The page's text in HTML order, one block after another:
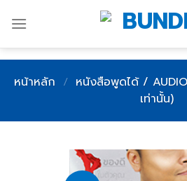
content
หน้าหลัก / หนังสือพูดได้ /
เท่านั้น)